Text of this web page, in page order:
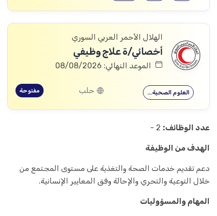
الهلال الأحمر العربي السوري
أخصائي/ة علاج وظيفي
الموعد النهائي: 08/08/2026
العلوم الصحية… حلب مفتوحة
عدد الوظائف:
الهدف من الوظيفة
دعم تقديم خدمات الصحة والتغذية على مستوى المجتمع من
خلال التوعية والتحري والإحالة وفق المعايير الإنسانية.
المهام والمسؤوليات